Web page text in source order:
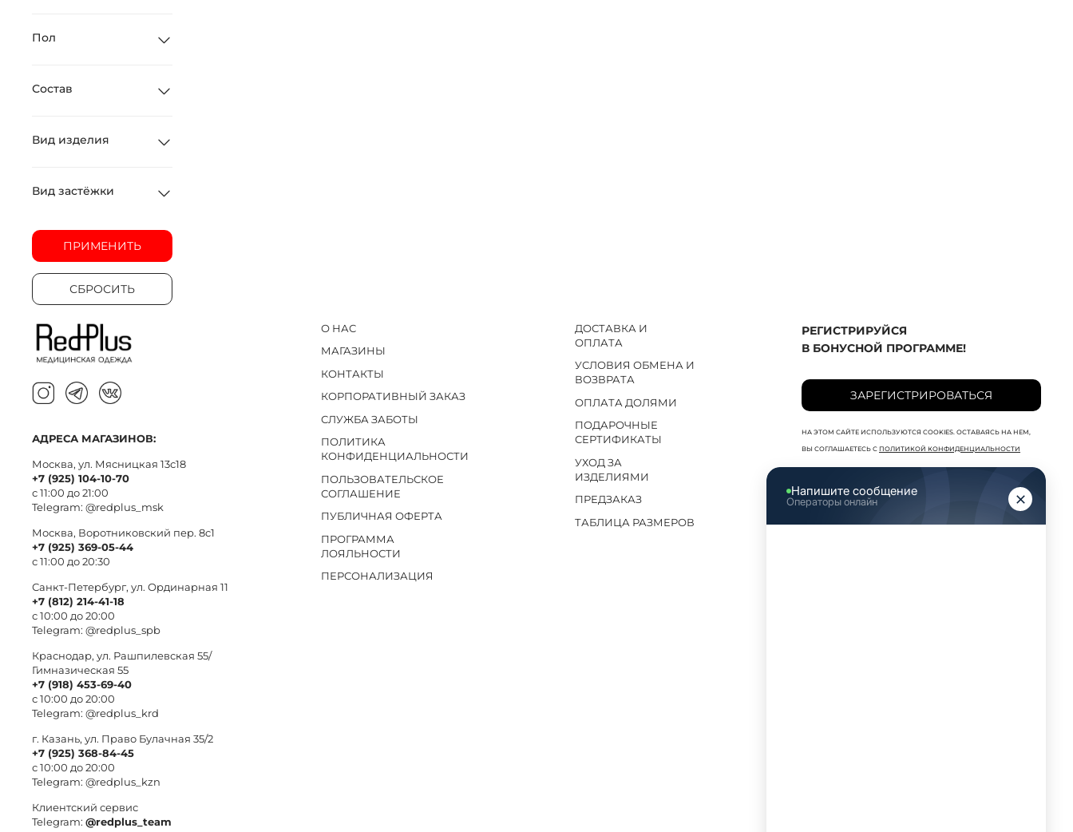
Пол
Состав
Вид изделия
Вид застёжки
ПРИМЕНИТЬ
СБРОСИТЬ
О НАС
МАГАЗИНЫ
КОНТАКТЫ
КОРПОРАТИВНЫЙ ЗАКАЗ
СЛУЖБА ЗАБОТЫ
ПОЛИТИКА
КОНФИДЕНЦИАЛЬНОСТИ
ПОЛЬЗОВАТЕЛЬСКОЕ
СОГЛАШЕНИЕ
ПУБЛИЧНАЯ ОФЕРТА
ПРОГРАММА
ЛОЯЛЬНОСТИ
ПЕРСОНАЛИЗАЦИЯ
ДОСТАВКА И
ОПЛАТА
УСЛОВИЯ ОБМЕНА И
ВОЗВРАТА
ОПЛАТА ДОЛЯМИ
ПОДАРОЧНЫЕ
СЕРТИФИКАТЫ
УХОД ЗА
ИЗДЕЛИЯМИ
ПРЕДЗАКАЗ
ТАБЛИЦА РАЗМЕРОВ
РЕГИСТРИРУЙСЯ
В БОНУСНОЙ ПРОГРАММЕ!
ЗАРЕГИСТРИРОВАТЬСЯ
НА ЭТОМ САЙТЕ ИСПОЛЬЗУЮТСЯ COOKIES. ОСТАВАЯСЬ НА НЕМ,
ВЫ СОГЛАШАЕТЕСЬ С ПОЛИТИКОЙ КОНФИДЕНЦИАЛЬНОСТИ
АДРЕСА МАГАЗИНОВ:
Москва, ул. Мясницкая 13с18
+7 (925) 104-10-70
с 11:00 до 21:00
Telegram: @redplus_msk
Москва, Воротниковский пер. 8c1
+7 (925) 369-05-44
с 11:00 до 20:30
Санкт-Петербург, ул. Ординарная 11
+7 (812) 214-41-18
с 10:00 до 20:00
Telegram: @redplus_spb
Краснодар, ул. Рашпилевская 55/
Гимназическая 55
+7 (918) 453-69-40
с 10:00 до 20:00
Telegram: @redplus_krd
г. Казань, ул. Право Булачная 35/2
+7 (925) 368-84-45
с 10:00 до 20:00
Telegram: @redplus_kzn
Клиентский сервис
Telegram: @redplus_team